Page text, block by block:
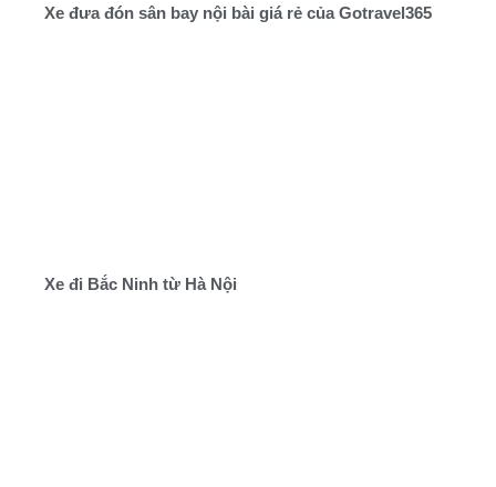
Xe đưa đón sân bay nội bài giá rẻ của Gotravel365
Xe đi Bắc Ninh từ Hà Nội